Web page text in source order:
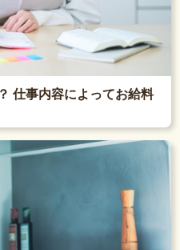
仕事内容によってお給料